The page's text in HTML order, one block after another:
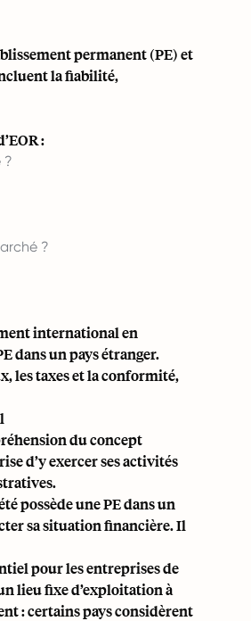
permanent (PE) et
la fiabilité,
:
?
?
international en
dans un pays étranger.
les taxes et la conformité,
du concept
d’y exercer ses activités
possède une PE dans un
sa situation financière. Il
pour les entreprises de
lieu fixe d’exploitation à
: certains pays considèrent